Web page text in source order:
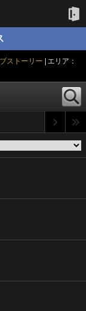
ストーリー
| エリア：